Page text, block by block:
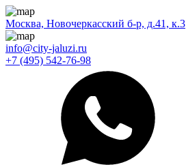
Москва, Новочеркасский б-р, д.41, к.3
info@city-jaluzi.ru
+7 (495) 542-76-98